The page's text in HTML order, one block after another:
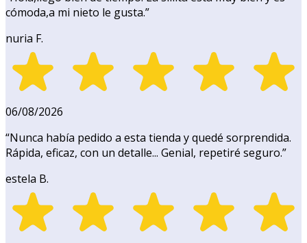
cómoda,a mi nieto le gusta.”
nuria F.
06/08/2026
“Nunca había pedido a esta tienda y quedé sorprendida.
Rápida, eficaz, con un detalle... Genial, repetiré seguro.”
estela B.